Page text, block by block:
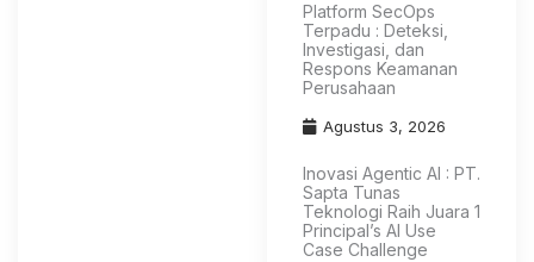
Platform SecOps
Terpadu : Deteksi,
Investigasi, dan
Respons Keamanan
Perusahaan
Agustus 3, 2026
Inovasi Agentic AI : PT.
Sapta Tunas
Teknologi Raih Juara 1
Principal’s AI Use
Case Challenge